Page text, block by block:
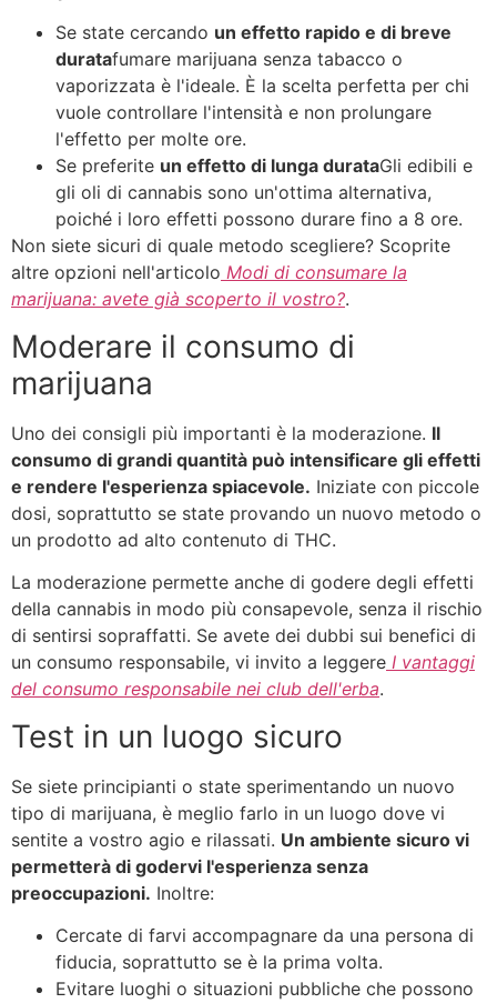
Se state cercando un effetto rapido e di breve
duratafumare marijuana senza tabacco o
vaporizzata è l'ideale. È la scelta perfetta per chi
vuole controllare l'intensità e non prolungare
l'effetto per molte ore.
Se preferite un effetto di lunga durataGli edibili e
gli oli di cannabis sono un'ottima alternativa,
poiché i loro effetti possono durare fino a 8 ore.
Non siete sicuri di quale metodo scegliere? Scoprite
altre opzioni nell'articolo Modi di consumare la
marijuana: avete già scoperto il vostro?.
Moderare il consumo di
marijuana
Uno dei consigli più importanti è la moderazione. Il
consumo di grandi quantità può intensificare gli effetti
e rendere l'esperienza spiacevole. Iniziate con piccole
dosi, soprattutto se state provando un nuovo metodo o
un prodotto ad alto contenuto di THC.
La moderazione permette anche di godere degli effetti
della cannabis in modo più consapevole, senza il rischio
di sentirsi sopraffatti. Se avete dei dubbi sui benefici di
un consumo responsabile, vi invito a leggere I vantaggi
del consumo responsabile nei club dell'erba.
Test in un luogo sicuro
Se siete principianti o state sperimentando un nuovo
tipo di marijuana, è meglio farlo in un luogo dove vi
sentite a vostro agio e rilassati. Un ambiente sicuro vi
permetterà di godervi l'esperienza senza
preoccupazioni. Inoltre:
Cercate di farvi accompagnare da una persona di
fiducia, soprattutto se è la prima volta.
Evitare luoghi o situazioni pubbliche che possono